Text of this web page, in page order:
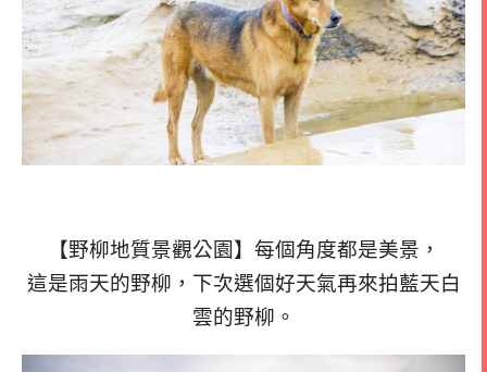
【野柳地質景觀公園】每個角度都是美景，
這是雨天的野柳，下次選個好天氣再來拍藍天白
雲的野柳。